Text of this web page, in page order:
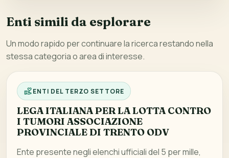
Enti simili da esplorare
Un modo rapido per continuare la ricerca restando nella
stessa categoria o area di interesse.
ENTI DEL TERZO SETTORE
LEGA ITALIANA PER LA LOTTA CONTRO
I TUMORI ASSOCIAZIONE
PROVINCIALE DI TRENTO ODV
Ente presente negli elenchi ufficiali del 5 per mille,